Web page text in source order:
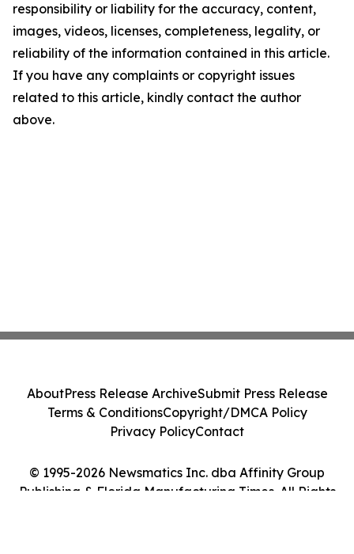
responsibility or liability for the accuracy, content,
images, videos, licenses, completeness, legality, or
reliability of the information contained in this article.
If you have any complaints or copyright issues
related to this article, kindly contact the author
above.
© 1995-2026 Newsmatics Inc. dba Affinity Group
Publishing & Florida Manufacturing Times. All Rights
AboutPress Release ArchiveSubmit Press Release
Terms & ConditionsCopyright/DMCA Policy
Privacy PolicyContact